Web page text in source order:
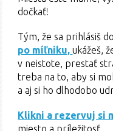
dočkať!
Tým, že sa prihlásiš
po míľniku, ukážeš,
v neistote, prestať
treba na to, aby si
a aj si ho dlhodobo
Klikni a rezervuj si
miesto a príležitosť